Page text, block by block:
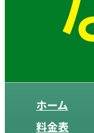
ホーム
料金表